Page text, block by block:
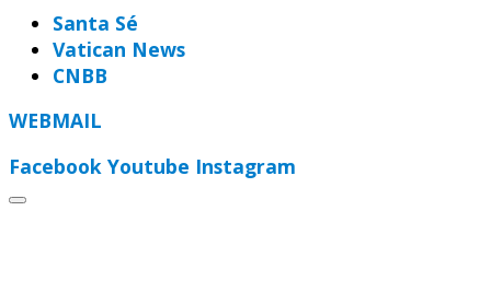
Santa Sé
Vatican News
CNBB
WEBMAIL
Facebook Youtube Instagram